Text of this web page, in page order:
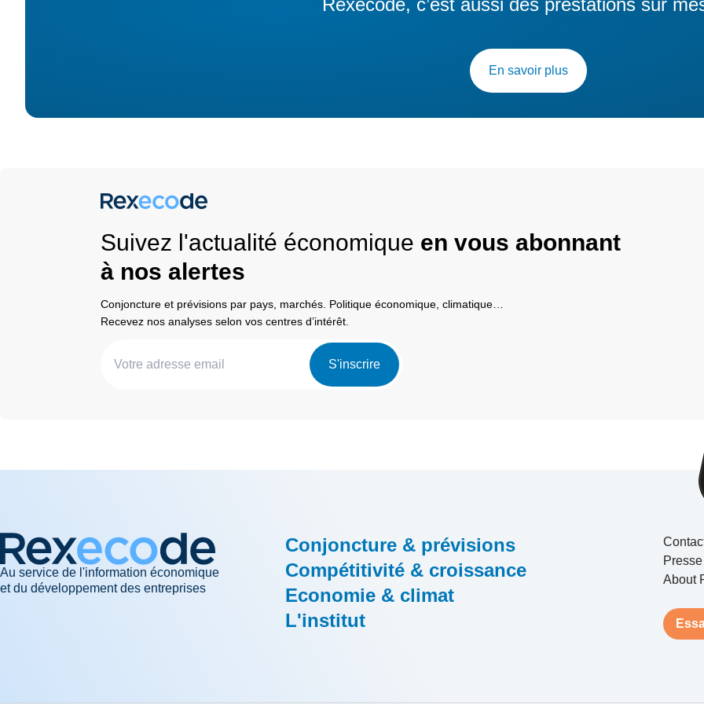
En savoir plus
Suivez l'actualité économique en vous abonnant
à nos alertes
Conjoncture et prévisions par pays, marchés. Politique économique, climatique…
Recevez nos analyses selon vos centres d’intérêt.
S'inscrire
Au service de l'information économique
et du développement des entreprises
Conjoncture & prévisions
Compétitivité & croissance
Economie & climat
L'institut
Presse
About